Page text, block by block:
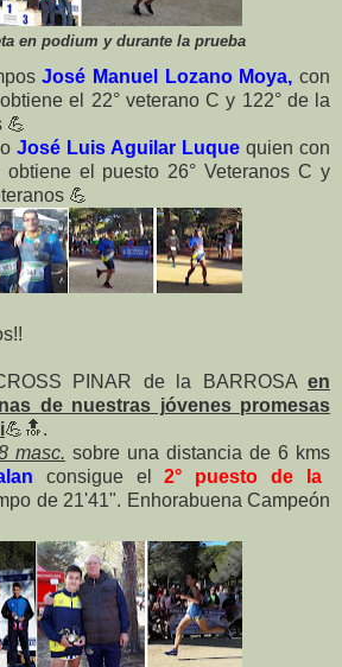
en podium y durante la prueba
José Manuel Lozano Moya, con
el 22° veterano C y 122° de la
💪
José Luis Aguilar Luque quien con
el puesto 26° Veteranos C y
💪
PINAR de la BARROSA en
de nuestras jóvenes promesas
💪 🔝.
masc. sobre una distancia de 6 kms
consigue el2° puesto de la
de 21'41". Enhorabuena Campeón